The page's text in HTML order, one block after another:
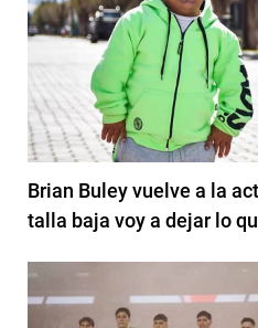
Brian Buley vuelve a la
talla baja voy a dejar lo